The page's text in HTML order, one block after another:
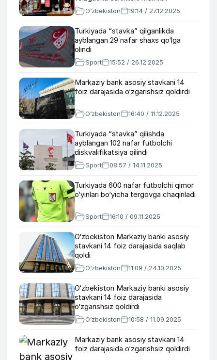
O‘zbekiston 19:14 / 27.12.2025
Turkiyada “stavka” qilganlikda
ayblangan 29 nafar shaxs qo‘lga
olindi
Sport 15:52 / 26.12.2025
Markaziy bank asosiy stavkani 14
foiz darajasida o‘zgarishsiz qoldirdi
O‘zbekiston 16:40 / 11.12.2025
Turkiyada “stavka” qilishda
ayblangan 102 nafar futbolchi
diskvalifikatsiya qilindi
Sport 08:57 / 14.11.2025
Turkiyada 600 nafar futbolchi qimor
o‘yinlari bo‘yicha tergovga chaqiriladi
Sport 16:10 / 09.11.2025
O‘zbekiston Markaziy banki asosiy
stavkani 14 foiz darajasida saqlab
qoldi
O‘zbekiston 11:09 / 24.10.2025
O‘zbekiston Markaziy banki asosiy
stavkani 14 foiz darajasida
o‘zgarishsiz qoldirdi
O‘zbekiston 10:58 / 11.09.2025
Markaziy bank asosiy stavkani 14
foiz darajasida o‘zgarishsiz qoldirdi